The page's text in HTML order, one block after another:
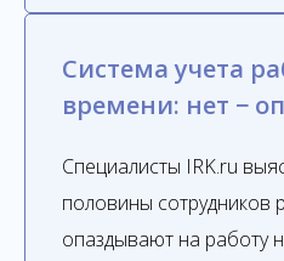
Система учета
времени: нет −
Специалисты IRK.ru
половины сотрудников
опаздывают на работу